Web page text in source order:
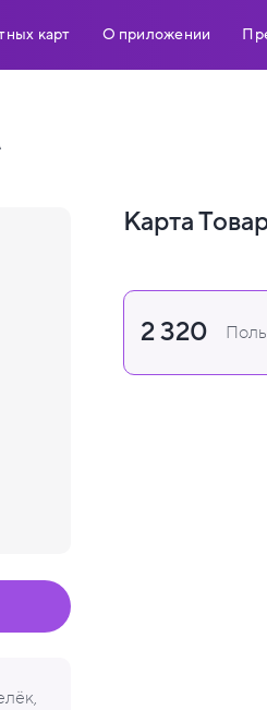
карт О приложении
Карта
2 320